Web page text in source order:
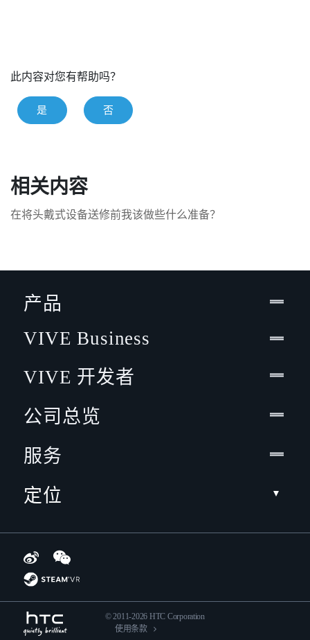
此内容对您有帮助吗？
是 否
相关内容
在将头戴式设备送修前我该做些什么准备？
产品
VIVE Business
VIVE 开发者
公司总览
服务
定位
© 2011-2026 HTC Corporation
使用条款